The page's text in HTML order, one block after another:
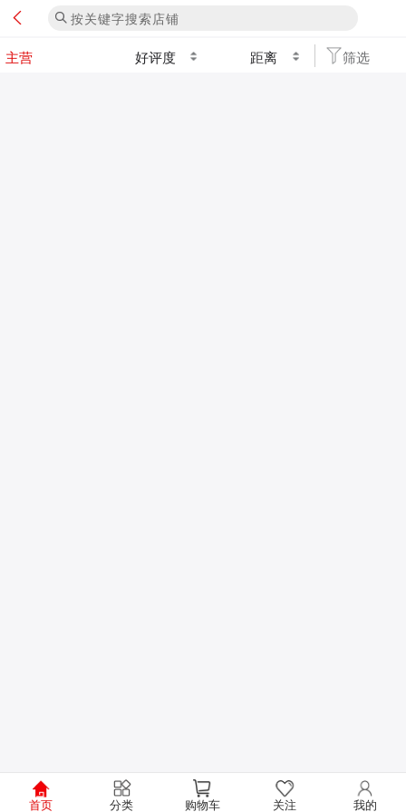
好评度 距离 筛选
首页 分类 购物车 关注 我的